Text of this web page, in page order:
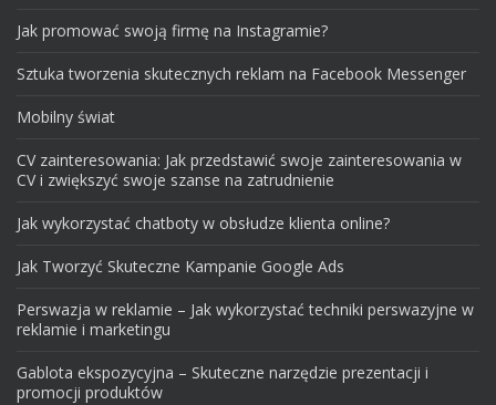
Jak promować swoją firmę na Instagramie?
Sztuka tworzenia skutecznych reklam na Facebook Messenger
Mobilny świat
CV zainteresowania: Jak przedstawić swoje zainteresowania w
CV i zwiększyć swoje szanse na zatrudnienie
Jak wykorzystać chatboty w obsłudze klienta online?
Jak Tworzyć Skuteczne Kampanie Google Ads
Perswazja w reklamie – Jak wykorzystać techniki perswazyjne w
reklamie i marketingu
Gablota ekspozycyjna – Skuteczne narzędzie prezentacji i
promocji produktów